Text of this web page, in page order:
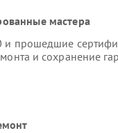
мастера
и прошедшие
и сохранение